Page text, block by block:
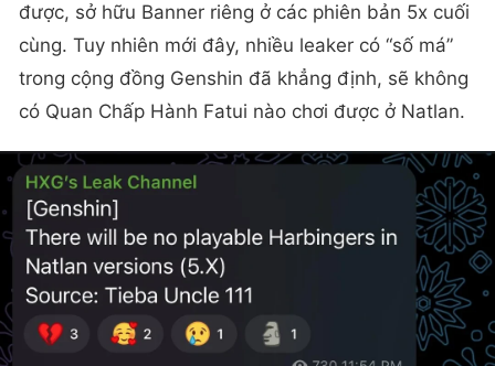
được, sở hữu Banner riêng ở các phiên bản 5x cuối
cùng. Tuy nhiên mới đây, nhiều leaker có “số má”
trong cộng đồng Genshin đã khẳng định, sẽ không
có Quan Chấp Hành Fatui nào chơi được ở Natlan.